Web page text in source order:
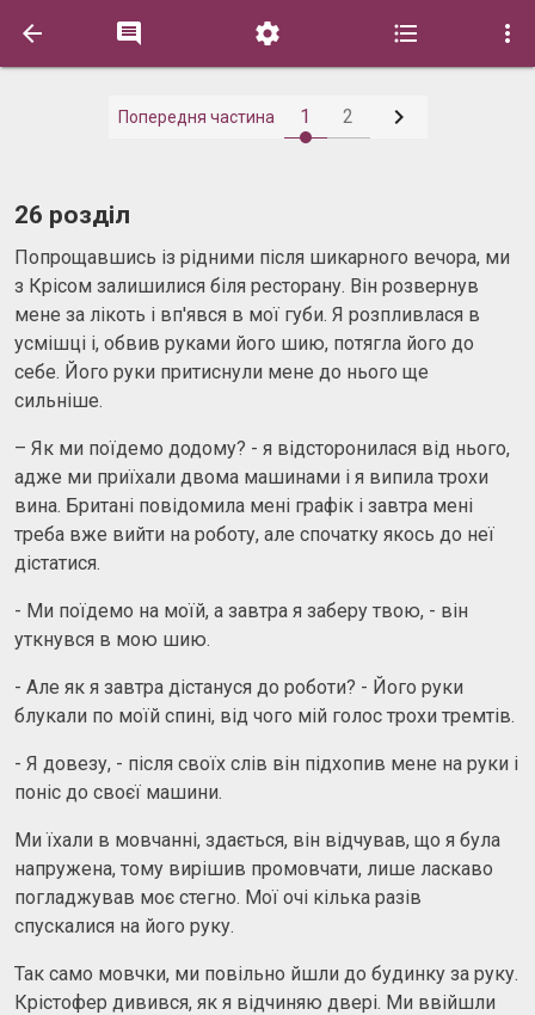
    
Попередня частина 1 2 
26 розділ
Попрощавшись із рідними після шикарного вечора, ми
з Крісом залишилися біля ресторану. Він розвернув
мене за лікоть і вп'явся в мої губи. Я розпливлася в
усмішці і, обвив руками його шию, потягла його до
себе. Його руки притиснули мене до нього ще
сильніше.
– Як ми поїдемо додому? - я відсторонилася від нього,
адже ми приїхали двома машинами і я випила трохи
вина. Британі повідомила мені графік і завтра мені
треба вже вийти на роботу, але спочатку якось до неї
дістатися.
- Ми поїдемо на моїй, а завтра я заберу твою, - він
уткнувся в мою шию.
- Але як я завтра дістануся до роботи? - Його руки
блукали по моїй спині, від чого мій голос трохи тремтів.
- Я довезу, - після своїх слів він підхопив мене на руки і
поніс до своєї машини.
Ми їхали в мовчанні, здається, він відчував, що я була
напружена, тому вирішив промовчати, лише ласкаво
погладжував моє стегно. Мої очі кілька разів
спускалися на його руку.
Так само мовчки, ми повільно йшли до будинку за руку.
Крістофер дивився, як я відчиняю двері. Ми ввійшли